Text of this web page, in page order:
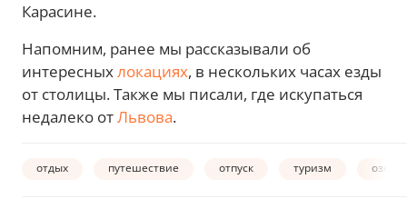
Карасине.
Напомним, ранее мы рассказывали об
интересныхлокациях, в нескольких часах езды
от столицы. Также мы писали, где искупаться
недалеко отЛьвова.
отдых путешествие отпуск туризм озеро